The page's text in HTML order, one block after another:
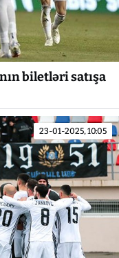
biletləri satışa
23-01-2025, 10:05